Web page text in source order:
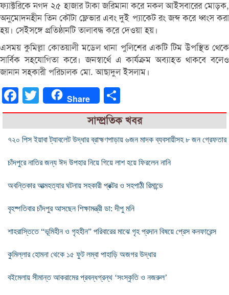
ফ্যাক্টরিকে নগদ ২৫ হাজার টাকা জরিমানা করে নকল আইসবারের মোড়ক,
অনুমোদনহীন তিন কৌটা ফ্লেভার এবং দুই প্যাকেট রং জব্দ করে ধ্বংস করা
হয়। সেইসঙ্গে প্রতিষ্ঠানটি তালাবদ্ধ করে দেওয়া হয়।
এসময় কুমিল্লা কোতয়ালী মডেল থানা পুলিশের একটি টিম উপস্থিত থেকে
সার্বিক সহযোগিতা করে। জনস্বার্থে এ কার্যক্রম অব্যাহত থাকবে বলেও
জানান সহকারী পরিচালক মো. আছাদুল ইসলাম।
FacebookTwitter Share
সাম্প্রতিক খবর
৭২০ পিস ইয়াবা ট্যাবলেট উদ্ধার ব্রাহ্মণপাড়ায় ৬জন মাদক ব্যবসায়ীসহ ৮ জন গ্রেফতার
চাঁদপুরে নাতির জন্য ঈদ উপহার নিয়ে গিয়ে লাশ হয়ে ফিরলেন নানি
অবন্তিকার আত্মহত্যার ঘটনায় সহকারী প্রক্টর ও সহপাঠী রিমান্ডে
বৃহষ্পতিবার চাঁদপুর আসছেন শিক্ষামন্ত্রী ডা: দীপু মনি
শাহরাস্তিতে “ভূমিহীন ও গৃহহীন” পরিবারের মাঝে গৃহ প্রদান বিষয়ে প্রেস কনফারেন্স
কুমিল্লার হোমনা থেকে ১৫ ফুট লম্বা পাহাড়ি অজগর উদ্ধার
বইমেলায় সীমান্ত আকরামের প্রবন্ধগ্রন্থ ‘সংস্কৃতি ও নজরুল’